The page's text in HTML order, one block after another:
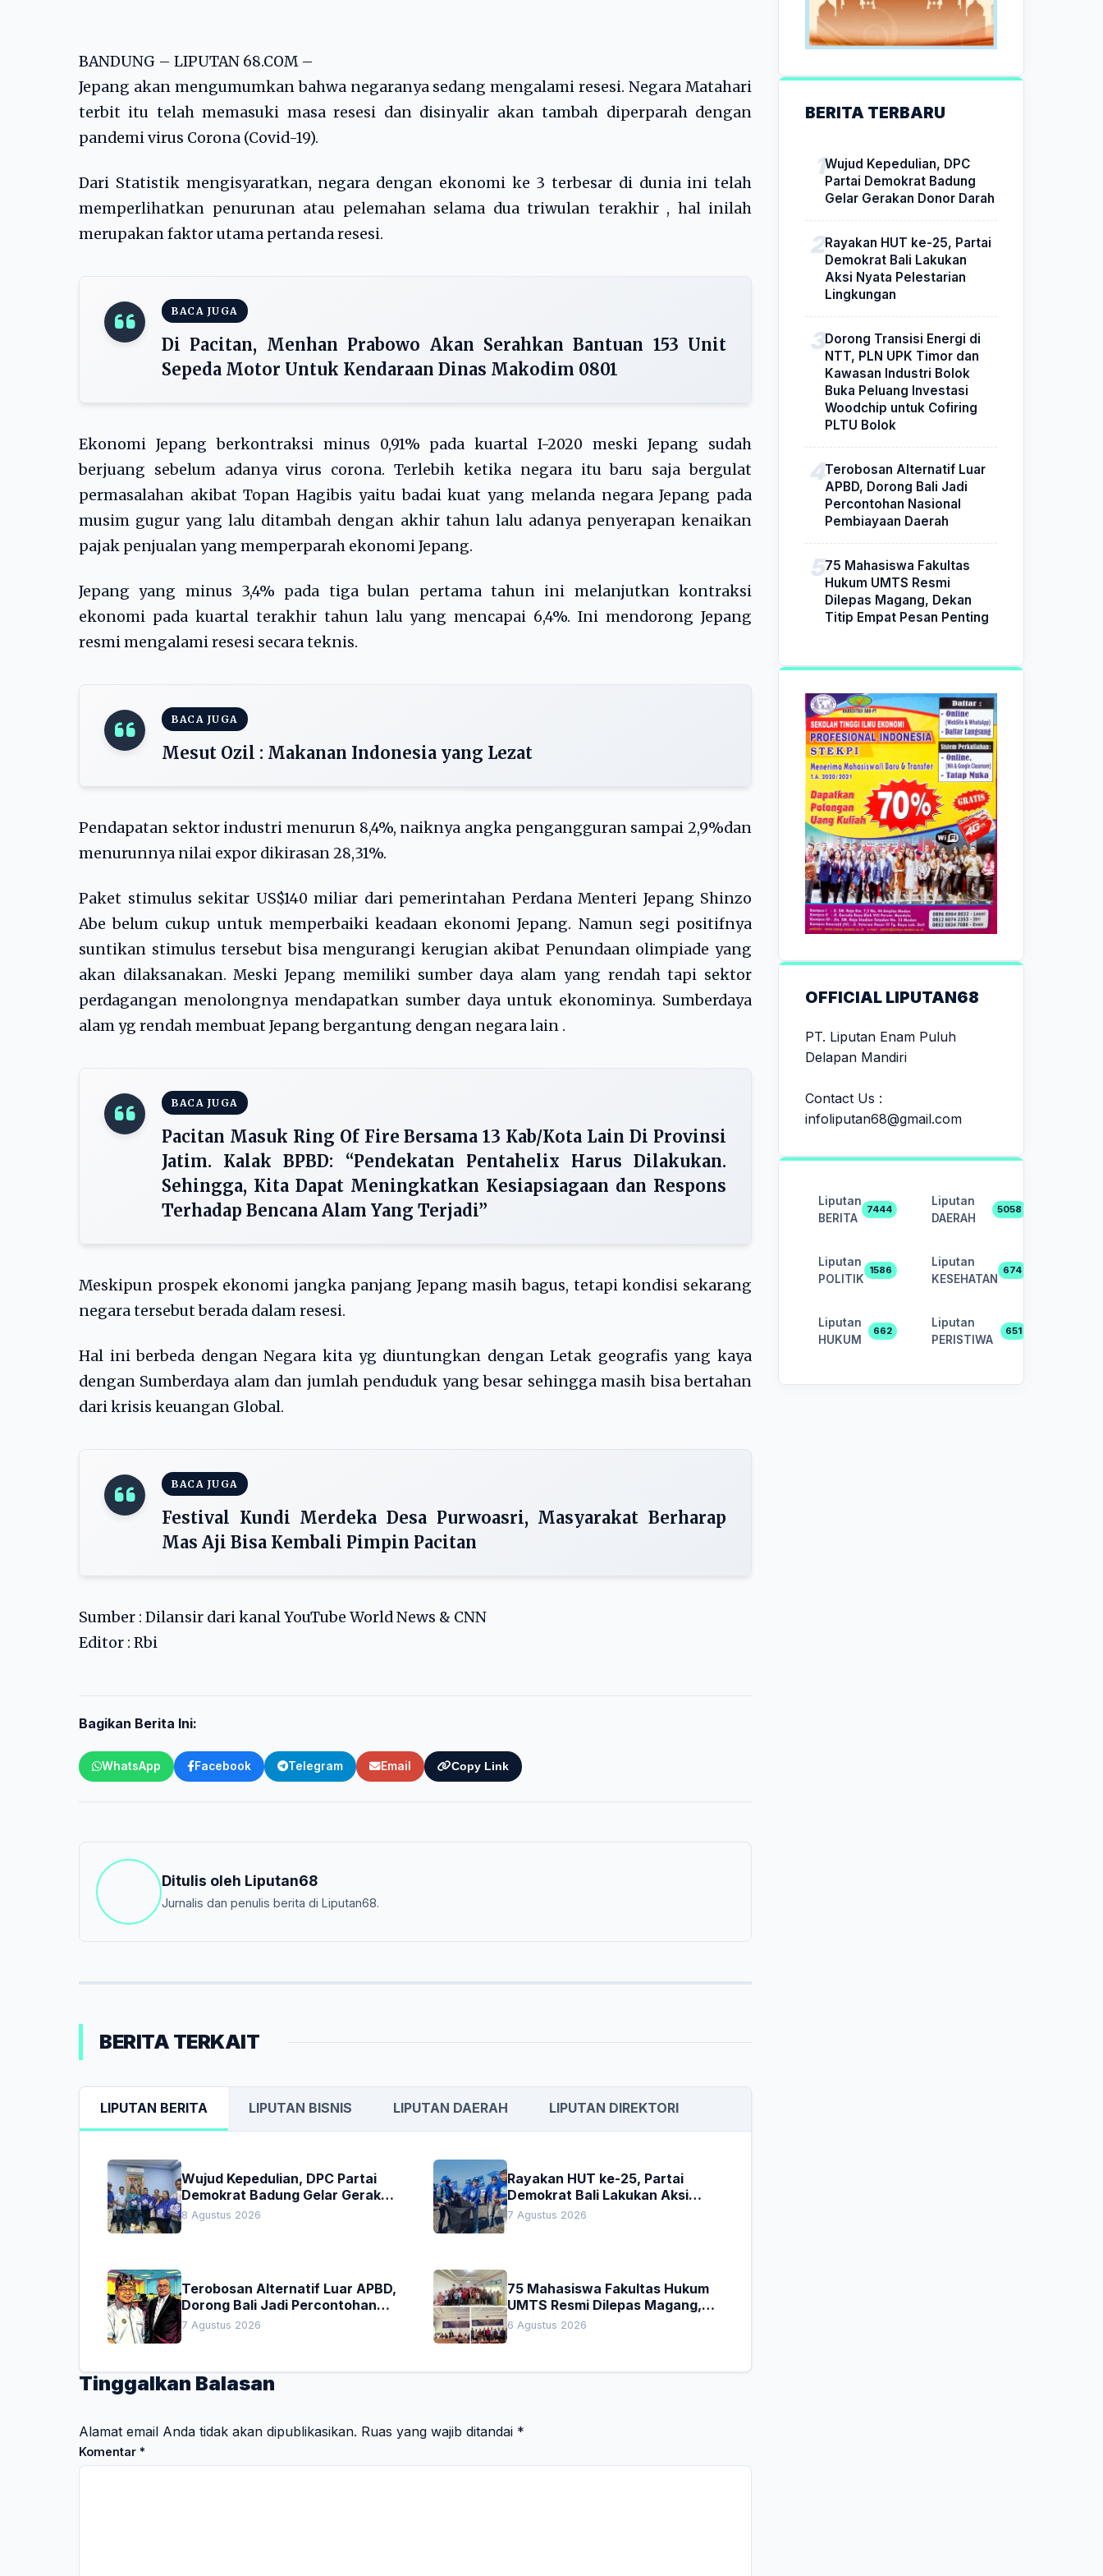
BANDUNG – LIPUTAN 68.COM –
Jepang akan mengumumkan bahwa negaranya sedang mengalami resesi. Negara Matahari
terbit itu telah memasuki masa resesi dan disinyalir akan tambah diperparah dengan
pandemi virus Corona (Covid-19).
Dari Statistik mengisyaratkan, negara dengan ekonomi ke 3 terbesar di dunia ini telah
memperlihatkan penurunan atau pelemahan selama dua triwulan terakhir , hal inilah
merupakan faktor utama pertanda resesi.
BACA JUGA
Di Pacitan, Menhan Prabowo Akan Serahkan Bantuan 153 Unit
Sepeda Motor Untuk Kendaraan Dinas Makodim 0801
Ekonomi Jepang berkontraksi minus 0,91% pada kuartal I-2020 meski Jepang sudah
berjuang sebelum adanya virus corona. Terlebih ketika negara itu baru saja bergulat
permasalahan akibat Topan Hagibis yaitu badai kuat yang melanda negara Jepang pada
musim gugur yang lalu ditambah dengan akhir tahun lalu adanya penyerapan kenaikan
pajak penjualan yang memperparah ekonomi Jepang.
Jepang yang minus 3,4% pada tiga bulan pertama tahun ini melanjutkan kontraksi
ekonomi pada kuartal terakhir tahun lalu yang mencapai 6,4%. Ini mendorong Jepang
resmi mengalami resesi secara teknis.
BACA JUGA
Mesut Ozil : Makanan Indonesia yang Lezat
Pendapatan sektor industri menurun 8,4%, naiknya angka pengangguran sampai 2,9%dan
menurunnya nilai expor dikirasan 28,31%.
Paket stimulus sekitar US$140 miliar dari pemerintahan Perdana Menteri Jepang Shinzo
Abe belum cukup untuk memperbaiki keadaan ekonomi Jepang. Namun segi positifnya
suntikan stimulus tersebut bisa mengurangi kerugian akibat Penundaan olimpiade yang
akan dilaksanakan. Meski Jepang memiliki sumber daya alam yang rendah tapi sektor
perdagangan menolongnya mendapatkan sumber daya untuk ekonominya. Sumberdaya
alam yg rendah membuat Jepang bergantung dengan negara lain .
BACA JUGA
Pacitan Masuk Ring Of Fire Bersama 13 Kab/Kota Lain Di Provinsi
Jatim. Kalak BPBD: “Pendekatan Pentahelix Harus Dilakukan.
Sehingga, Kita Dapat Meningkatkan Kesiapsiagaan dan Respons
Terhadap Bencana Alam Yang Terjadi”
Meskipun prospek ekonomi jangka panjang Jepang masih bagus, tetapi kondisi sekarang
negara tersebut berada dalam resesi.
Hal ini berbeda dengan Negara kita yg diuntungkan dengan Letak geografis yang kaya
dengan Sumberdaya alam dan jumlah penduduk yang besar sehingga masih bisa bertahan
dari krisis keuangan Global.
BACA JUGA
Festival Kundi Merdeka Desa Purwoasri, Masyarakat Berharap
Mas Aji Bisa Kembali Pimpin Pacitan
Sumber : Dilansir dari kanal YouTube World News & CNN
Editor : Rbi
Bagikan Berita Ini:
WhatsApp Facebook Telegram Email Copy Link
Ditulis oleh Liputan68
Jurnalis dan penulis berita di Liputan68.
BERITA TERKAIT
LIPUTAN BERITA LIPUTAN BISNIS LIPUTAN DAERAH LIPUTAN DIREKTORI
Wujud Kepedulian, DPC Partai
Demokrat Badung Gelar Gerakan
Donor Darah
8 Agustus 2026
Rayakan HUT ke-25, Partai
Demokrat Bali Lakukan Aksi
Nyata Pelestarian Lingkungan
7 Agustus 2026
Terobosan Alternatif Luar APBD,
Dorong Bali Jadi Percontohan
Nasional Pembiayaan Daerah
7 Agustus 2026
75 Mahasiswa Fakultas Hukum
UMTS Resmi Dilepas Magang,
Dekan Titip Empat Pesan
6 Agustus 2026
Tinggalkan Balasan
Alamat email Anda tidak akan dipublikasikan. Ruas yang wajib ditandai *
Komentar *
BERITA TERBARU
Wujud Kepedulian, DPC
Partai Demokrat Badung
Gelar Gerakan Donor Darah
Rayakan HUT ke-25, Partai
Demokrat Bali Lakukan
Aksi Nyata Pelestarian
Lingkungan
Dorong Transisi Energi di
NTT, PLN UPK Timor dan
Kawasan Industri Bolok
Buka Peluang Investasi
Woodchip untuk Cofiring
PLTU Bolok
Terobosan Alternatif Luar
APBD, Dorong Bali Jadi
Percontohan Nasional
Pembiayaan Daerah
75 Mahasiswa Fakultas
Hukum UMTS Resmi
Dilepas Magang, Dekan
Titip Empat Pesan Penting
OFFICIAL LIPUTAN68
PT. Liputan Enam Puluh
Delapan Mandiri
Contact Us :
infoliputan68@gmail.com
Liputan
BERITA
7444
Liputan
DAERAH
5058
Liputan
POLITIK
1586
Liputan
KESEHATAN
674
Liputan
HUKUM
662
Liputan
PERISTIWA
651